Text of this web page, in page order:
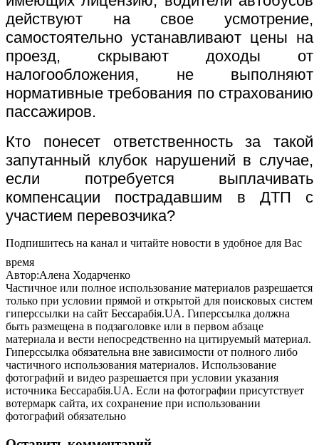
действуют на свое усмотрение,
самостоятельно устанавливают цены на
проезд, скрывают доходы от
налогообложения, не выполняют
нормативные требования по страхованию
пассажиров.
Кто понесет ответственность за такой
запутанный клубок нарушений в случае,
если потребуется выплачивать
компенсации пострадавшим в ДТП с
участием перевозчика?
Подпишитесь на канал и читайте новости в удобное для Вас
время
Автор:Алена Ходарченко
Частичное или полное использование материалов разрешается
только при условии прямой и открытой для поисковых систем
гиперссылки на сайт Бессарабія.UA. Гиперссылка должна
быть размещена в подзаголовке или в первом абзаце
материала и вести непосредственно на цитируемый материал.
Гиперссылка обязательна вне зависимости от полного либо
частичного использования материалов. Использование
фотографий и видео разрешается при условии указания
источника Бессарабія.UA. Если на фотографии присутствует
вотермарк сайта, их сохранение при использовании
фотографий обязательно